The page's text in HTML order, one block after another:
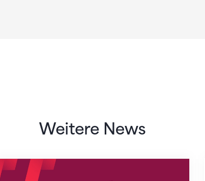
Weitere News
Neue Empfangszeiten ab 1. August 2026